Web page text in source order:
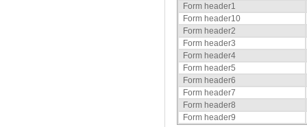
Form header1
Form header10
Form header2
Form header3
Form header4
Form header5
Form header6
Form header7
Form header8
Form header9